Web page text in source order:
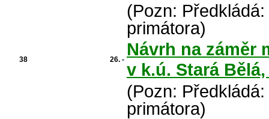
(Pozn:
primátora)
38 26. -
Návrh na záměr
v k.ú. Stará
(Pozn:
primátora)